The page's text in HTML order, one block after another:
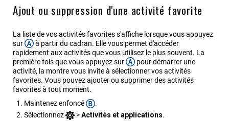
Ajout ou suppression d'une activité favorite
La liste de vos activités favorites s'affiche lorsque vous appuyez
sur
à partir du cadran. Elle vous permet d'accéder
rapidement aux activités que vous utilisez le plus souvent. La
première fois que vous appuyez sur
pour démarrer une
activité, la montre vous invite à sélectionner vos activités
favorites. Vous pouvez ajouter ou supprimer des activités
favorites à tout moment.
Maintenez enfoncé
.
Sélectionnez
>Activités et applications.